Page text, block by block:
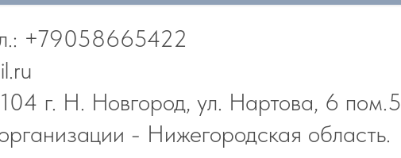
+79058665422
г. Н. Новгород, ул. Нартова, 6 пом.5
- Нижегородская область.